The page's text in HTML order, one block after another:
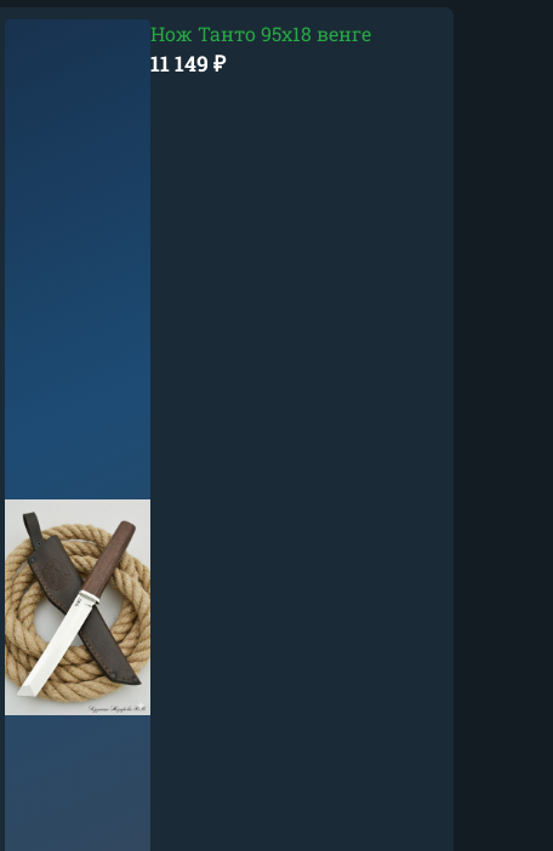
Нож Танто 95х18 венге
11 149 ₽